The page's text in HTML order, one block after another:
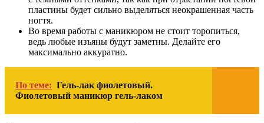
пластины будет сильно выделяться неокрашенная часть
ногтя.
Во время работы с маникюром не стоит торопиться,
ведь любые изъяны будут заметны. Делайте его
максимально аккуратно.
По теме: Гель-лак фиолетовый.
Фиолетовый маникюр гель-лаком